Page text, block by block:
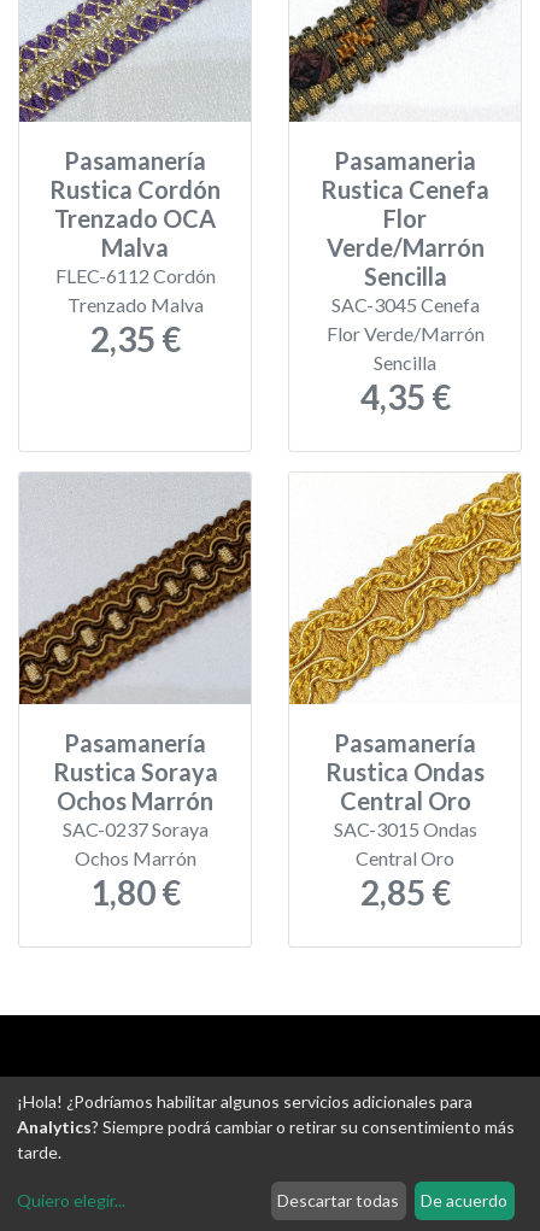
Pasamanería
Rustica Cordón
Trenzado OCA
Malva
FLEC-6112 Cordón
Trenzado Malva
2,35 €
Pasamaneria
Rustica Cenefa
Flor
Verde/Marrón
Sencilla
SAC-3045 Cenefa
Flor Verde/Marrón
Sencilla
4,35 €
Pasamanería
Rustica Soraya
Ochos Marrón
SAC-0237 Soraya
Ochos Marrón
1,80 €
Pasamanería
Rustica Ondas
Central Oro
SAC-3015 Ondas
Central Oro
2,85 €
-Gastos de envío-Uso de cookies-Ajustes de Cookies
¡Hola! ¿Podríamos habilitar algunos servicios adicionales para
Analytics? Siempre podrá cambiar o retirar su consentimiento más
tarde.
Quiero elegir... Descartar todas De acuerdo